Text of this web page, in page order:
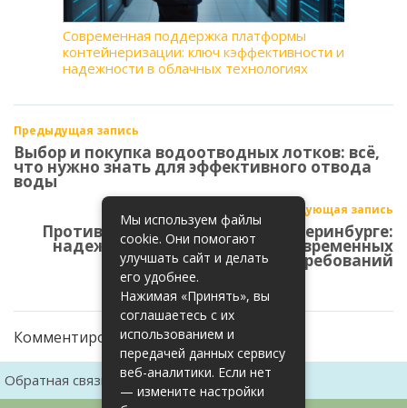
Современная поддержка платформы
контейнеризации: ключ кэффективности и
надежности в облачных технологиях
Предыдущая запись
Выбор и покупка водоотводных лотков: всё,
что нужно знать для эффективного отвода
воды
Следующая запись
Противопожарные двери в Екатеринбурге:
надежная защита с учетом современных
требований
Комментирование закрыто
Обратная связь Карта сайта
Мы используем файлы
cookie. Они помогают
улучшать сайт и делать
его удобнее.
Нажимая «Принять», вы
соглашаетесь с их
использованием и
передачей данных сервису
веб-аналитики. Если нет
— измените настройки